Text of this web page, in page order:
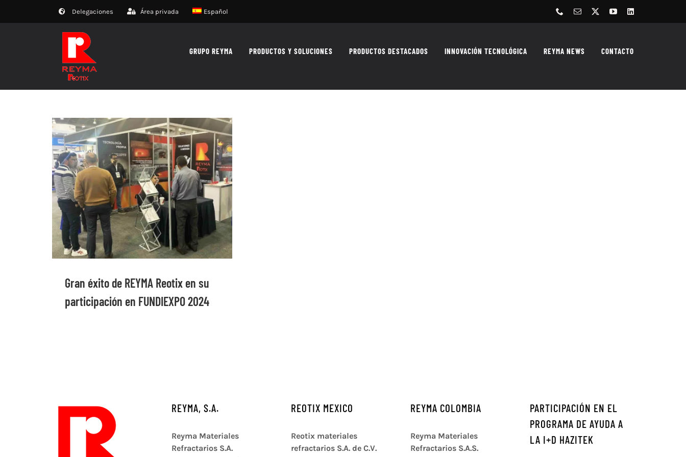
Delegaciones Área privada Español PhoneCorreo
YouTubeLinkedIn
GRUPO REYMA PRODUCTOS Y SOLUCIONES PRODUCTOS DESTACADOS INNOVACIÓN TECNOLÓGICA REYMA NEWS CONTACTO
Gran éxito de REYMA Reotix en su
participación en FUNDIEXPO 2024
REYMA, S.A.
Reyma Materiales
Refractarios S.A.
REOTIX MEXICO
Reotix materiales
refractarios S.A. de C.V.
REYMA COLOMBIA
Reyma Materiales
Refractarios S.A.S.
PARTICIPACIÓN EN EL
PROGRAMA DE AYUDA A
LA I+D HAZITEK